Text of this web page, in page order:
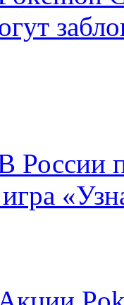
России